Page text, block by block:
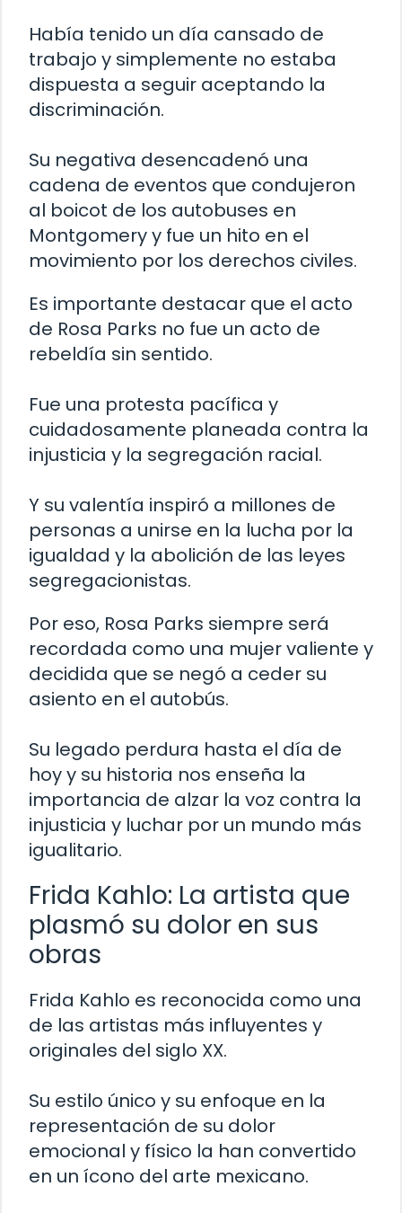
Había tenido un día cansado de
trabajo y simplemente no estaba
dispuesta a seguir aceptando la
discriminación.
Su negativa desencadenó una
cadena de eventos que condujeron
al boicot de los autobuses en
Montgomery y fue un hito en el
movimiento por los derechos civiles.
Es importante destacar que el acto
de Rosa Parks no fue un acto de
rebeldía sin sentido.
Fue una protesta pacífica y
cuidadosamente planeada contra la
injusticia y la segregación racial.
Y su valentía inspiró a millones de
personas a unirse en la lucha por la
igualdad y la abolición de las leyes
segregacionistas.
Por eso, Rosa Parks siempre será
recordada como una mujer valiente y
decidida que se negó a ceder su
asiento en el autobús.
Su legado perdura hasta el día de
hoy y su historia nos enseña la
importancia de alzar la voz contra la
injusticia y luchar por un mundo más
igualitario.
Frida Kahlo: La artista que
plasmó su dolor en sus
obras
Frida Kahlo es reconocida como una
de las artistas más influyentes y
originales del siglo XX.
Su estilo único y su enfoque en la
representación de su dolor
emocional y físico la han convertido
en un ícono del arte mexicano.